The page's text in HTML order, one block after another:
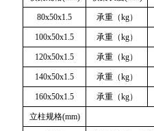
80x50x1.5 承重（kg）
100x50x1.5 承重（kg）
120x50x1.5 承重（kg）
140x50x1.5 承重（kg）
160x50x1.5 承重（kg）
立柱规格(mm)